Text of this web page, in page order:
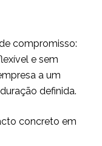
compromisso:
e sem
a um
definida.
concreto em